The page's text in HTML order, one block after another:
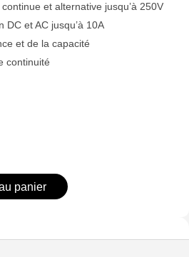
et alternative jusqu’à 250V
DC et AC jusqu’à 10A
et de la capacité
continuité
panier